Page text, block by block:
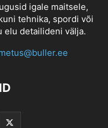
igale maitsele,
tehnika, spordi või
elu detailideni välja.